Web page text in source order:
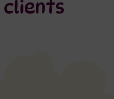
clients